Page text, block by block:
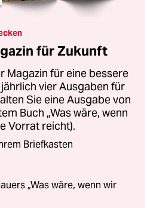
für Zukunft
Magazin für eine bessere
vier Ausgaben für
Sie eine Ausgabe von
Buch „Was wäre, wenn
Vorrat reicht).
Briefkasten
„Was wäre, wenn wir